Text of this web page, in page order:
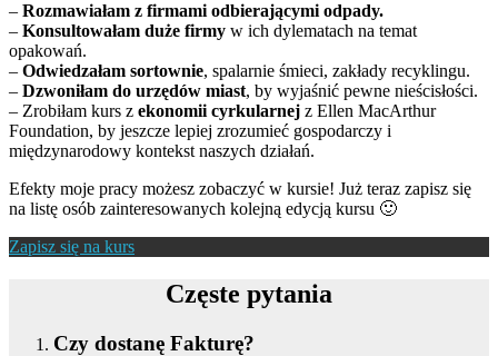
– Rozmawiałam z firmami odbierającymi odpady.
– Konsultowałam duże firmy w ich dylematach na temat
opakowań.
– Odwiedzałam sortownie, spalarnie śmieci, zakłady recyklingu.
– Dzwoniłam do urzędów miast, by wyjaśnić pewne nieścisłości.
– Zrobiłam kurs z ekonomii cyrkularnej z Ellen MacArthur
Foundation, by jeszcze lepiej zrozumieć gospodarczy i
międzynarodowy kontekst naszych działań.
Efekty moje pracy możesz zobaczyć w kursie! Już teraz zapisz się
na listę osób zainteresowanych kolejną edycją kursu 🙂
Zapisz się na kurs
Częste pytania
Czy dostanę Fakturę?